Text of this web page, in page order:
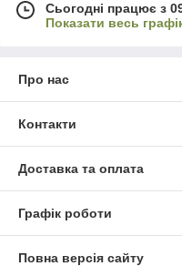
Сьогодні працює з
Показати весь
Про нас
Контакти
Доставка та оплата
Графік роботи
Повна версія сайту